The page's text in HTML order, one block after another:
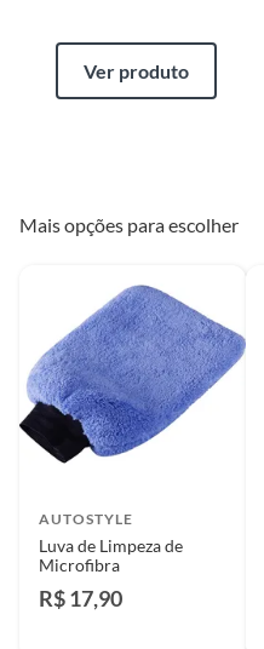
Ver produto
Mais opções para escolher
AUTOSTYLE
Luva de Limpeza de
Microfibra
R$ 17,90